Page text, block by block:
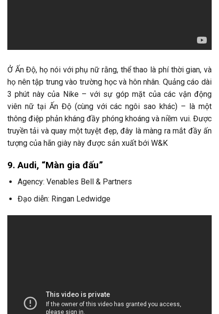
Ở Ấn Độ, họ nói với phụ nữ rằng, thể thao là phí thời gian, và
họ nên tập trung vào trường học và hôn nhân. Quảng cáo dài
3 phút này của Nike – với sự góp mặt của các vận động
viên nữ tại Ấn Độ (cùng với các ngôi sao khác) – là một
thông điệp phản kháng đầy phóng khoáng và niềm vui. Được
truyền tải và quay một tuyệt đẹp, đây là màng ra mắt đầy ấn
tượng của hãn giày này được sản xuất bới W&K
9. Audi, “Màn gia đấu”
Agency: Venables Bell & Partners
Đạo diễn: Ringan Ledwidge